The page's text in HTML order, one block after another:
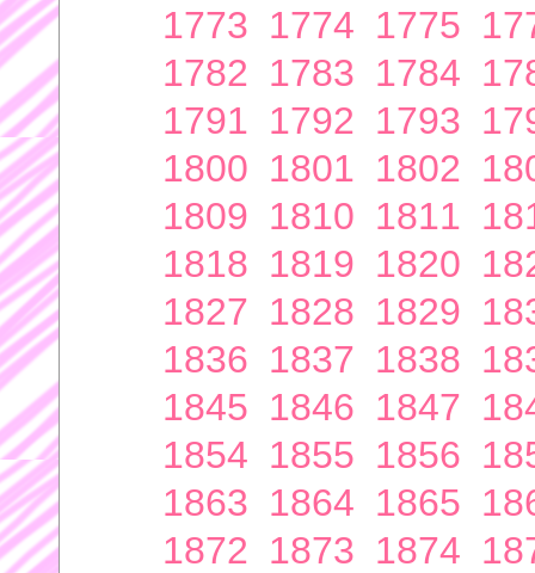
1773 1774 1775
1782 1783 1784
1791 1792 1793
1800 1801 1802
1809 1810 1811
1818 1819 1820
1827 1828 1829
1836 1837 1838
1845 1846 1847
1854 1855 1856
1863 1864 1865
1872 1873 1874